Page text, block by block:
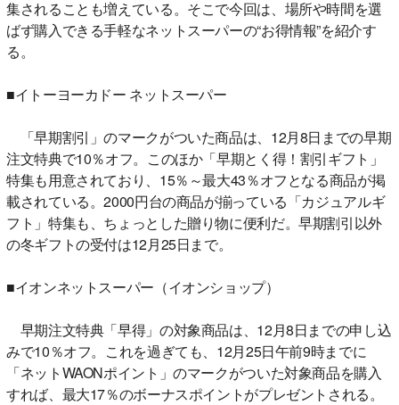
集されることも増えている。そこで今回は、場所や時間を選
ばず購入できる手軽なネットスーパーの“お得情報”を紹介す
る。
■イトーヨーカドー ネットスーパー
「早期割引」のマークがついた商品は、12月8日までの早期
注文特典で10％オフ。このほか「早期とく得！割引ギフト」
特集も用意されており、15％～最大43％オフとなる商品が掲
載されている。2000円台の商品が揃っている「カジュアルギ
フト」特集も、ちょっとした贈り物に便利だ。早期割引以外
の冬ギフトの受付は12月25日まで。
■イオンネットスーパー（イオンショップ）
早期注文特典「早得」の対象商品は、12月8日までの申し込
みで10％オフ。これを過ぎても、12月25日午前9時までに
「ネットWAONポイント」のマークがついた対象商品を購入
すれば、最大17％のボーナスポイントがプレゼントされる。